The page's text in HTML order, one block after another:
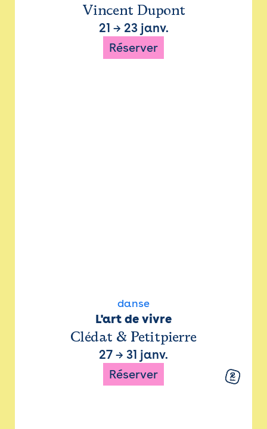
Vincent Dupont
21 → 23 janv.
Réserver
danse
L'art de vivre
Clédat & Petitpierre
27 → 31 janv.
Réserver